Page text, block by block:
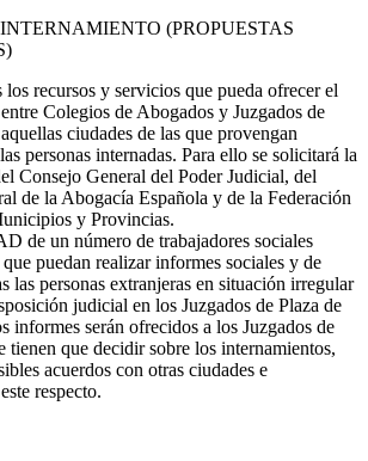
(PROPUESTAS
recursos y servicios que pueda ofrecer el
Colegios de Abogados y Juzgados de
ciudades de las que provengan
personas internadas. Para ello se solicitará la
Consejo General del Poder Judicial, del
de la Abogacía Española y de la Federación
y Provincias.
de un número de trabajadores sociales
puedan realizar informes sociales y de
las personas extranjeras en situación irregular
judicial en los Juzgados de Plaza de
informes serán ofrecidos a los Juzgados de
tienen que decidir sobre los internamientos,
acuerdos con otras ciudades e
respecto.